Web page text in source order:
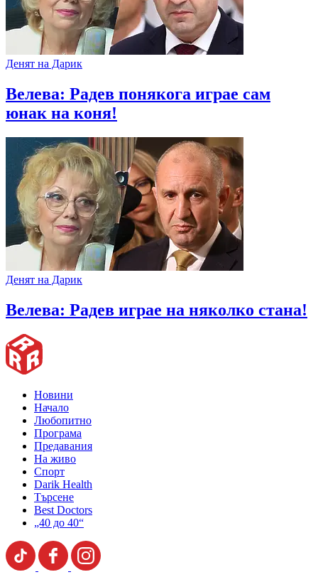
Денят на Дарик
Велева: Радев понякога играе сам
юнак на коня!
Денят на Дарик
Велева: Радев играе на няколко стана!
Новини
Начало
Любопитно
Програма
Предавания
На живо
Спорт
Darik Health
Търсене
Best Doctors
„40 до 40“